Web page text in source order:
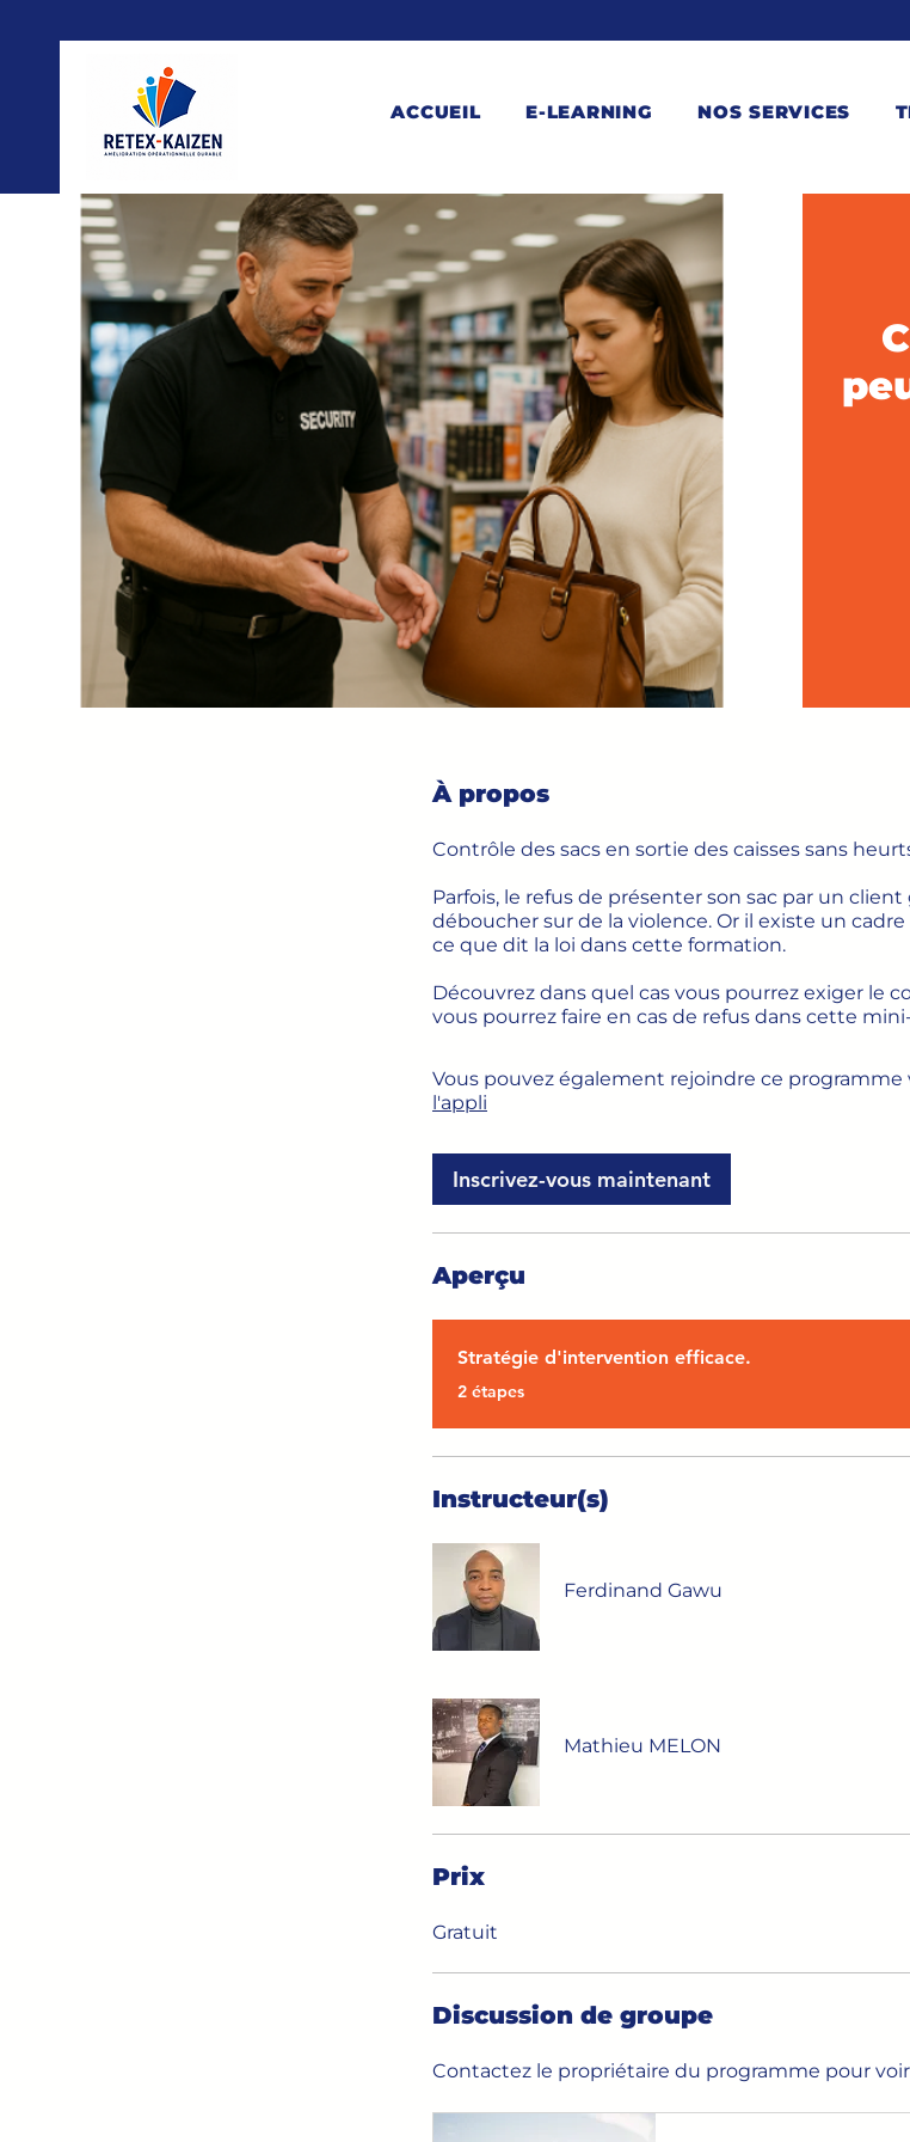
ACCUEIL E-LEARNING NOS SERVICES
À propos
Contrôle des sacs en sortie des caisses sans
Parfois, le refus de présenter son sac par un
déboucher sur de la violence. Or il existe un
ce que dit la loi dans cette formation.
Découvrez dans quel cas vous pourrez exiger le
vous pourrez faire en cas de refus dans cette
Vous pouvez également rejoindre ce programme
l'appli
Inscrivez-vous maintenant
Aperçu
Stratégie d'intervention efficace.
.
2 étapes
Instructeur(s)
Ferdinand Gawu
Mathieu MELON
Prix
Gratuit
Discussion de groupe
Contactez le propriétaire du programme pour